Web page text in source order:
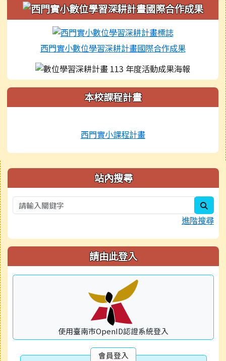
西門實小數位學習深耕計畫國際合作成果
本校課程計畫
西門實小課程計畫
右邊區域內容 站內搜尋
進階搜尋
請由此登入
使用臺南市OpenID認證系統登入
會員登入